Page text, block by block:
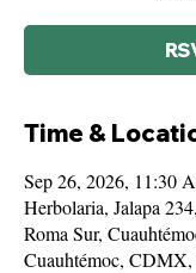
Time &
Sep 26, 2026, 11:30
Herbolaria, Jalapa
Roma Sur,
Cuauhtémoc,